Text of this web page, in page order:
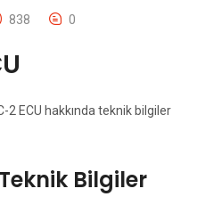
838 0
2 ECU hakkında teknik bilgiler
Bilgiler